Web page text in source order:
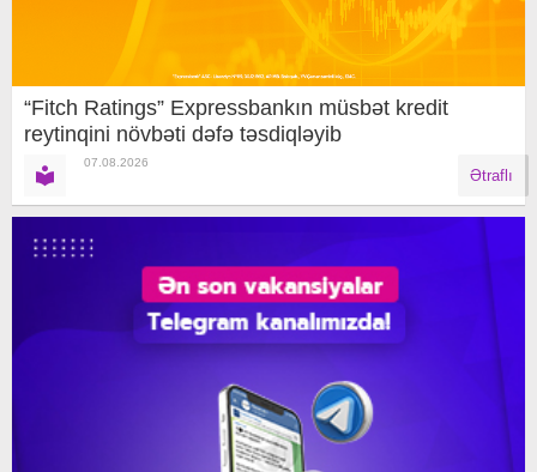
“Fitch Ratings” Expressbankın müsbət kredit
reytinqini növbəti dəfə təsdiqləyib
07.08.2026
Ətraflı